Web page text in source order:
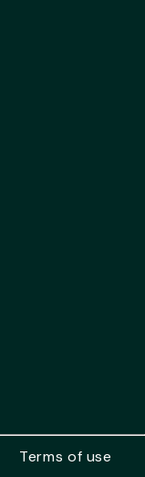
Terms of use